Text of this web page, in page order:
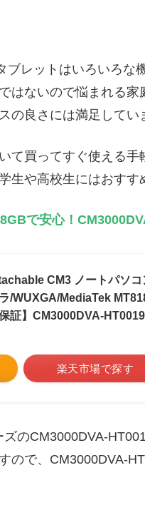
ブレットはいろいろな
はないので悩まれる
の良さには満足してい
て買ってすぐ使える
生や高校生にはおすす
で安心！
CM3 ノートパソコ
/WUXGA/MediaTek
証】CM3000DVA-
楽天市場で探す
のCM3000DVA-
ので、CM3000DVA-